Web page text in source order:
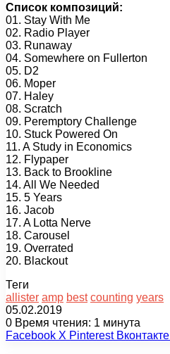
Список композиций:
01. Stay With Me
02. Radio Player
03. Runaway
04. Somewhere on Fullerton
05. D2
06. Moper
07. Haley
08. Scratch
09. Peremptory Challenge
10. Stuck Powered On
11. A Study in Economics
12. Flypaper
13. Back to Brookline
14. All We Needed
15. 5 Years
16. Jacob
17. A Lotta Nerve
18. Carousel
19. Overrated
20. Blackout
Теги
allister amp best counting years
05.02.2019
0 Время чтения: 1 минута
Facebook X Pinterest Вконтакте